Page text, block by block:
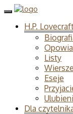
H.P.
Listy
Eseje
Dla